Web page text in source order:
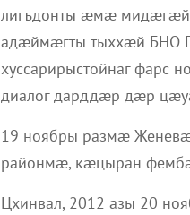
лигъдонты æмæ
адæймæгты тыххæй БНО
хуссарирыстойнаг фарс
диалог дарддæр дæр
19 ноябры размæ
районмæ, кæцыран
Цхинвал, 2012 азы 20